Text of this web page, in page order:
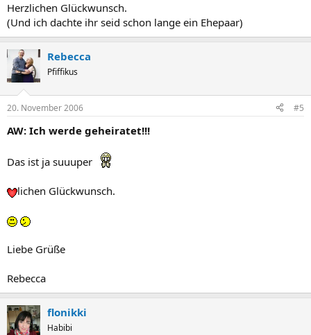
Herzlichen Glückwunsch.
(Und ich dachte ihr seid schon lange ein Ehepaar)
Rebecca
Pfiffikus
20. November 2006 #5
AW: Ich werde geheiratet!!!
Das ist ja suuuper
lichen Glückwunsch.
Liebe Grüße
Rebecca
flonikki
Habibi